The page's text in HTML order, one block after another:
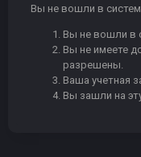
Вы не вошли в
Вы не вошли в
Вы не имеете
разрешены.
Ваша учетная
Вы зашли на